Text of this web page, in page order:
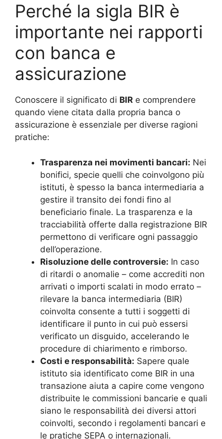
Perché la sigla BIR è
importante nei rapporti
con banca e
assicurazione
Conoscere il significato di BIR e comprendere
quando viene citata dalla propria banca o
assicurazione è essenziale per diverse ragioni
pratiche:
Trasparenza nei movimenti bancari: Nei
bonifici, specie quelli che coinvolgono più
istituti, è spesso la banca intermediaria a
gestire il transito dei fondi fino al
beneficiario finale. La trasparenza e la
tracciabilità offerte dalla registrazione BIR
permettono di verificare ogni passaggio
dell’operazione.
Risoluzione delle controversie: In caso
di ritardi o anomalie – come accrediti non
arrivati o importi scalati in modo errato –
rilevare la banca intermediaria (BIR)
coinvolta consente a tutti i soggetti di
identificare il punto in cui può essersi
verificato un disguido, accelerando le
procedure di chiarimento e rimborso.
Costi e responsabilità: Sapere quale
istituto sia identificato come BIR in una
transazione aiuta a capire come vengono
distribuite le commissioni bancarie e quali
siano le responsabilità dei diversi attori
coinvolti, secondo i regolamenti bancari e
le pratiche SEPA o internazionali.